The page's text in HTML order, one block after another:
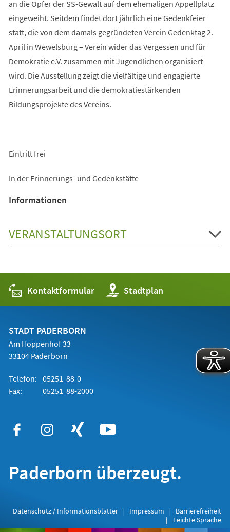
an die Opfer der SS-Gewalt auf dem ehemaligen Appellplatz
eingeweiht. Seitdem findet dort jährlich eine Gedenkfeier
statt, die von dem damals gegründeten Verein Gedenktag 2.
April in Wewelsburg – Verein wider das Vergessen und für
Demokratie e.V. zusammen mit Jugendlichen organisiert
wird. Die Ausstellung zeigt die vielfältige und engagierte
Erinnerungsarbeit und die demokratiestärkenden
Bildungsprojekte des Vereins.
Eintritt frei
In der Erinnerungs- und Gedenkstätte
Informationen
VERANSTALTUNGSORT
Kontaktformular Stadtplan
(Öffnet
in
einem
STADT PADERBORN
Am Hoppenhof 33
33104 Paderborn
Telefon: 05251 88-0
Fax:
05251 88-2000
Paderborn überzeugt.
Datenschutz / Informationsblätter Impressum
Barrierefreiheit
Leichte Sprache